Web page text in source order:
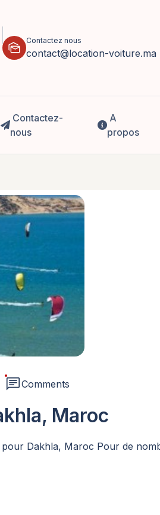
mark_as_unread Contactez nous
contact@location-voiture.ma
Contactez-
nous
A
propos
chatComments
Maroc
pour Dakhla, Maroc Pour de